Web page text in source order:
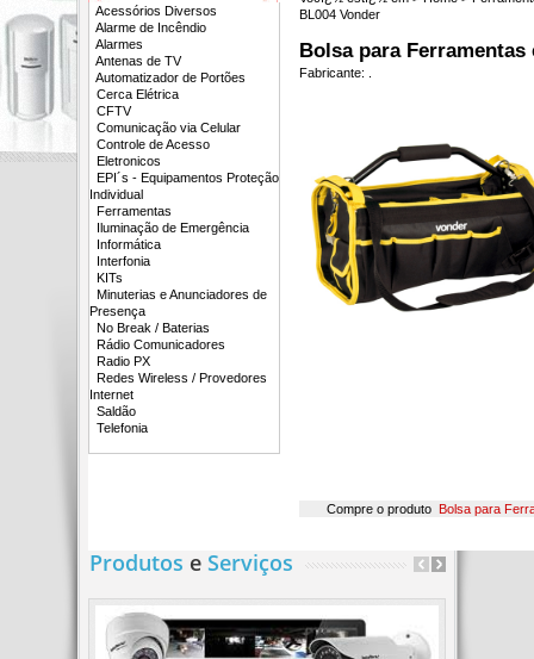
Acessórios Diversos
Alarme de Incêndio
Alarmes
Antenas de TV
Automatizador de Portões
Cerca Elétrica
CFTV
Comunicação via Celular
Controle de Acesso
Eletronicos
EPI´s - Equipamentos Proteção
Individual
Ferramentas
Iluminação de Emergência
Informática
Interfonia
KITs
Minuterias e Anunciadores de
Presença
No Break / Baterias
Rádio Comunicadores
Radio PX
Redes Wireless / Provedores
Internet
Saldão
Telefonia
BL004 Vonder
Bolsa para Ferramentas
Fabricante:
Compre o produto Bolsa para
Produtos e Serviços